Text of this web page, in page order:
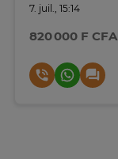
7. juil., 15:14
820 000 F CFA